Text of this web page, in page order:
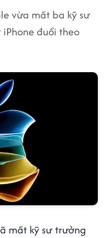
vừa mất ba kỹ sư
đuổi theo
mất kỹ sư trưởng